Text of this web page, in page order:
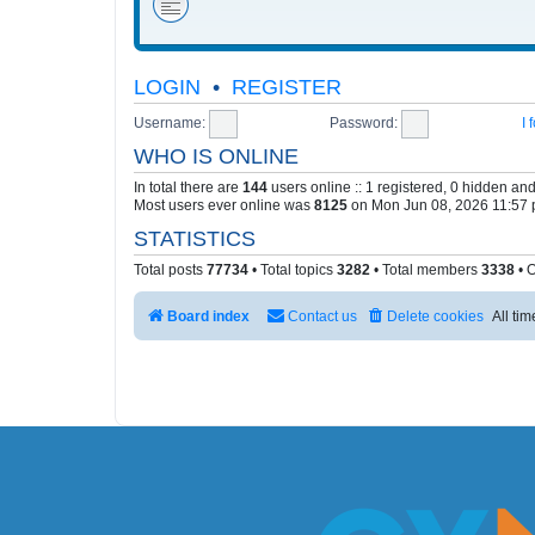
LOGIN • REGISTER
Username: Password:
WHO IS ONLINE
In total there are 144 users online :: 1 registered, 0 hidden
Most users ever online was 8125 on Mon Jun 08, 2026 11:57
STATISTICS
Total posts 77734 • Total topics 3282 • Total members 3338 •
Board index All
Delete cookies
Contact us